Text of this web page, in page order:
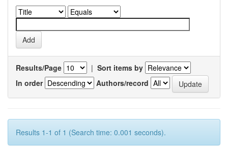
Results/Page | Sort items by
In order
Authors/record
Results 1-1 of 1 (Search time: 0.001 seconds).